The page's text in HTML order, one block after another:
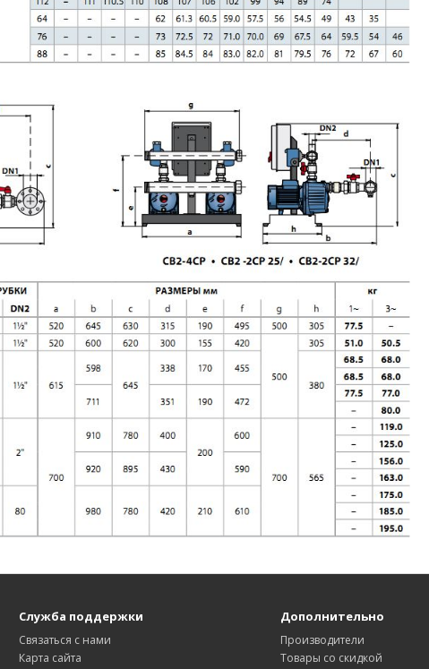
Служба поддержки
Связаться с нами
Карта сайта
Дополнительно
Производители
Товары со скидкой